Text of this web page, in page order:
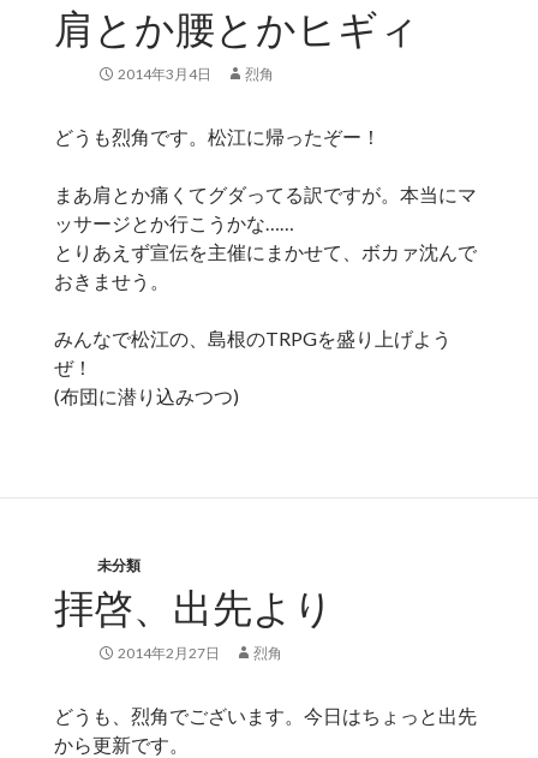
肩とか腰とかヒギィ
2014年3月4日 烈角
どうも烈角です。松江に帰ったぞー！
まあ肩とか痛くてグダってる訳ですが。本当にマ
ッサージとか行こうかな……
とりあえず宣伝を主催にまかせて、ボカァ沈んで
おきませう。
みんなで松江の、島根のTRPGを盛り上げよう
ぜ！
(布団に潜り込みつつ)
未分類
拝啓、出先より
2014年2月27日 烈角
どうも、烈角でございます。今日はちょっと出先
から更新です。